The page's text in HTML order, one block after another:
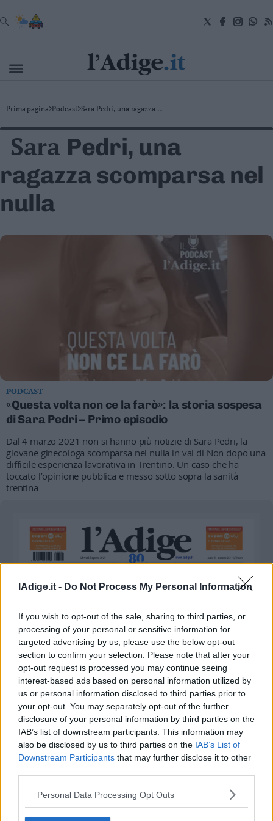
lAdige.it - Do Not Process My Personal Information
If you wish to opt-out of the sale, sharing to third parties, or
processing of your personal or sensitive information for
targeted advertising by us, please use the below opt-out
section to confirm your selection. Please note that after your
opt-out request is processed you may continue seeing
interest-based ads based on personal information utilized by
us or personal information disclosed to third parties prior to
your opt-out. You may separately opt-out of the further
disclosure of your personal information by third parties on the
IAB’s list of downstream participants. This information may
also be disclosed by us to third parties on the IAB’s List of
Downstream Participants that may further disclose it to other
Personal Data Processing Opt Outs
VAI
Attualità
Economia
Cultura
e
Salute
Benessere
Montagna
–
Arco
Basso
–
Ledro
Lavis
–
Primiero
Non
Sole
Fiemme
Fassa
Giudicarie
Rendena
Südtirol
Dolomiti
Prima pagina>Podcast>Sara Pedri, una ragazza ...
Sara Pedri, una
ragazza scomparsa nel
nulla
PODCAST
«Questa volta non ce la farò»: la storia sospesa
di Sara Pedri – Primo episodio
Dal 4 marzo 2021 non si hanno più notizie di Sara Pedri, la
giovane ginecologa scomparsa nel nulla in val di Non dopo una
difficile esperienza lavorativa in Trentino. Un caso che ha
toccato l’opinione pubblica e messo sotto sopra la sanità
trentina